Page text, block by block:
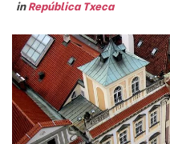
inRepública Txeca